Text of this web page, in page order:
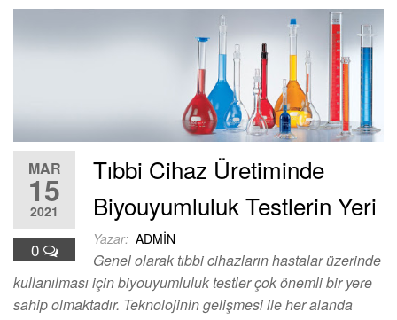
MAR
15
2021
0
Tıbbi Cihaz Üretiminde
Biyouyumluluk Testlerin Yeri
Yazar: ADMIN
Genel olarak tıbbi cihazların hastalar üzerinde
kullanılması için biyouyumluluk testler çok önemli bir yere
sahip olmaktadır. Teknolojinin gelişmesi ile her alanda